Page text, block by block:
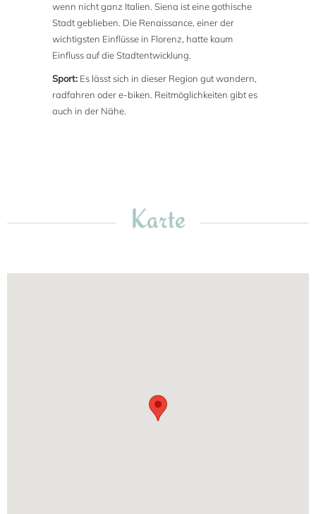
wenn nicht ganz Italien. Siena ist eine gothische
Stadt geblieben. Die Renaissance, einer der
wichtigsten Einflüsse in Florenz, hatte kaum
Einfluss auf die Stadtentwicklung.
Sport: Es lässt sich in dieser Region gut wandern,
radfahren oder e-biken. Reitmöglichkeiten gibt es
auch in der Nähe.
Karte